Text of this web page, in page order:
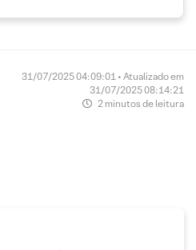
31/07/2025 04:09:01 • Atualizado em
31/07/2025 08:14:21
2 minutos de leitura